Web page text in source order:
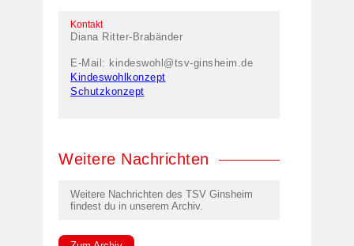
Kontakt
Diana Ritter-Brabänder
E-Mail: kindeswohl@tsv-ginsheim.de
Kindeswohlkonzept
Schutzkonzept
Weitere Nachrichten
Weitere Nachrichten des TSV Ginsheim
findest du in unserem Archiv.